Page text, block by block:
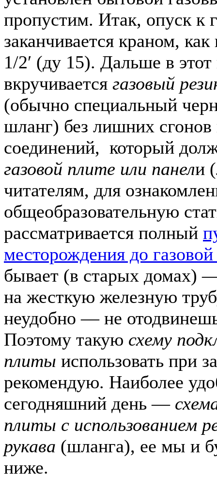
пропустим. Итак, опуск к
заканчивается краном,
1/2′ (ду 15). Дальше в
вкручивается газовый
(обычно специальный
шланг) без лишних сгонов
соединений, который
газовой плите или панели
читателям, для
общеобразовательную
рассматривается полный
месторождения до
бывает (в старых домах)
на жесткую железную
неудобно — не
Поэтому такую схему
плиты использовать при
рекомендую. Наиболее
сегодняшний день —
плиты с использованием
рукава (шланга), ее мы и
ниже.